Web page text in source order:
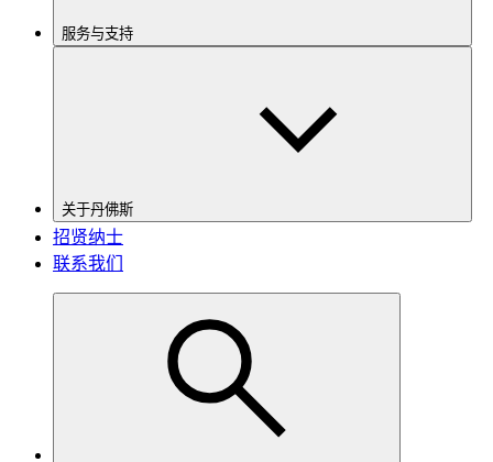
服务与支持
关于丹佛斯
招贤纳士
联系我们